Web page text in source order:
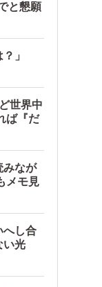
...
と懇願
？」
世界中
ば『だ
みなが
メモ見
へし合
い光